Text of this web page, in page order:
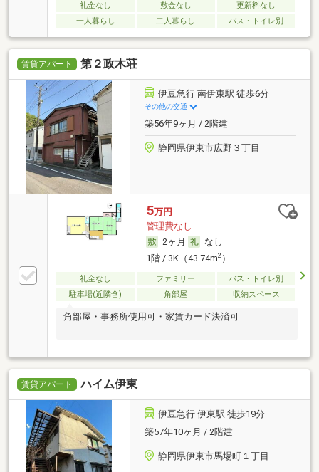
礼金なし 敷金なし
更新料なし
一人暮らし
二人暮らし バス・トイレ別
賃貸アパート 第２政木荘
伊豆急行 南伊東駅 徒歩6分
その他の交通
築56年9ヶ月 / 2階建
静岡県伊東市広野３丁目
5万円
管理費なし
2ヶ月
なし
1階 / 3K（43.74m2）
礼金なし ファミリー
バス・トイレ別
駐車場(近隣含)
角部屋 収納スペース
角部屋・事務所使用可・家賃カード決済可
賃貸アパート ハイム伊東
伊豆急行 伊東駅 徒歩19分
築57年10ヶ月 / 2階建
静岡県伊東市馬場町１丁目